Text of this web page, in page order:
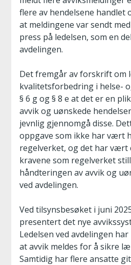
flere av hendelsene handlet
at meldingene var sendt
press på ledelsen, som en
avdelingen.
Det fremgår av forskrift om
kvalitetsforbedring i helse-
§ 6 g og § 8 e at det er en
avvik og uønskede
jevnlig gjennomgå disse.
oppgave som ikke har vært
regelverket, og det har vært
kravene som regelverket
håndteringen av avvik og
ved avdelingen.
Ved tilsynsbesøket i juni
presentert det nye
Ledelsen ved avdelingen
at avvik meldes for å sikre
Samtidig har flere ansatte